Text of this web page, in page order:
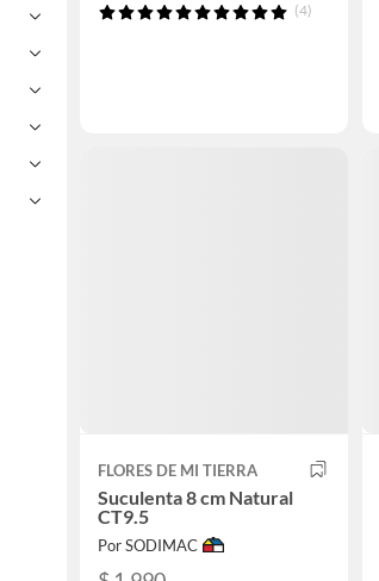
(4)
FLORES DE MI TIERRA
Suculenta 8 cm Natural
CT9.5
Por SODIMAC